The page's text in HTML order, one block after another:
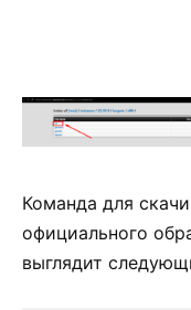
Команда для
официального
выглядит